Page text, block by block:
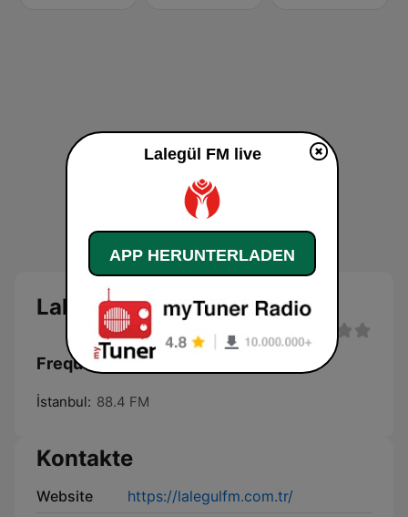
Lalegül FM
Frequenzen Lalegül FM:
İstanbul: 88.4 FM
Kontakte
Website
https://lalegulfm.com.tr/
Lalegül FM live
APP HERUNTERLADEN